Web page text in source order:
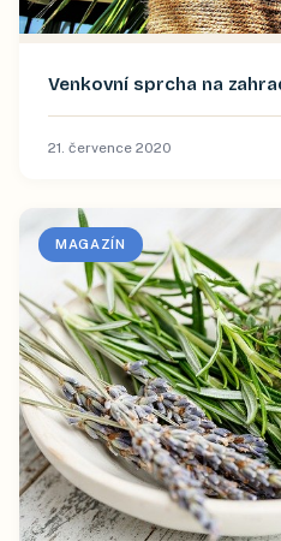
Venkovní sprcha na
21. července 2020
MAGAZÍN